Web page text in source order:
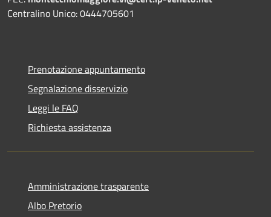
Centralino Unico: 0444705601
Prenotazione appuntamento
Segnalazione disservizio
Leggi le FAQ
Richiesta assistenza
Amministrazione trasparente
Albo Pretorio